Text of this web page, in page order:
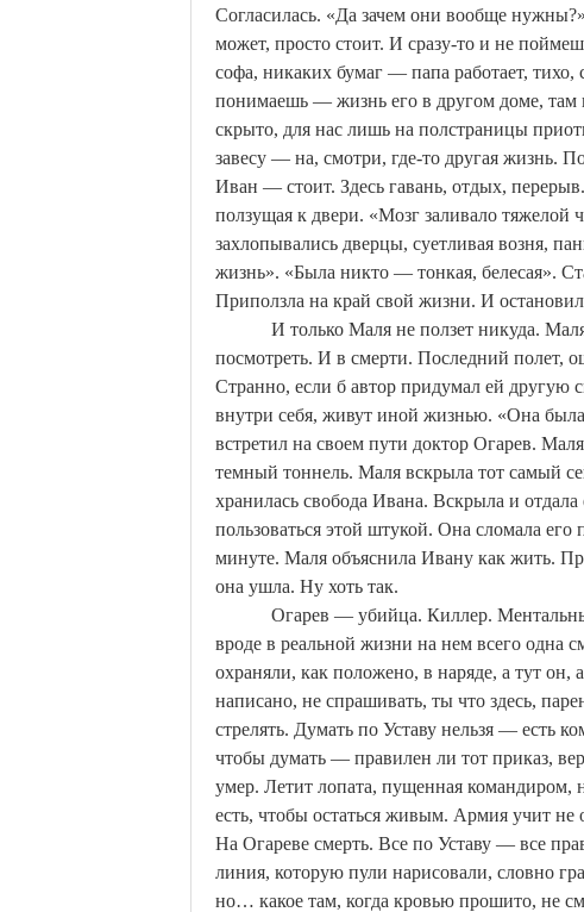
Согласилась. «Да зачем они вообще
может, просто стоит. И сразу-то и не
софа, никаких бумаг — папа работает,
понимаешь — жизнь его в другом доме, там
скрыто, для нас лишь на полстраницы
завесу — на, смотри, где-то другая жизнь.
Иван — стоит. Здесь гавань, отдых,
ползущая к двери. «Мозг заливало тяжелой
захлопывались дверцы, суетливая возня,
жизнь». «Была никто — тонкая, белесая».
Приползла на край свой жизни. И
И толькоМаля не ползет никуда.
посмотреть. И в смерти. Последний полет,
Странно, если б автор придумал ей другую
внутри себя, живут иной жизнью. «Она
встретил на своем пути доктор Огарев. Маля
темный тоннель. Маля вскрыла тот самый
хранилась свобода Ивана. Вскрыла и
пользоваться этой штукой. Она сломала
минуте. Маля объяснила Ивану как жить.
она ушла. Ну хоть так.
Огарев — убийца. Киллер.
вроде в реальной жизни на нем всего одна
охраняли, как положено, в наряде, а тут он,
написано, не спрашивать, ты что здесь,
стрелять. Думать по Уставу нельзя — есть
чтобы думать — правилен ли тот приказ,
умер. Летит лопата, пущенная командиром,
есть, чтобы остаться живым. Армия учит
На Огареве смерть. Все по Уставу — все
линия, которую пули нарисовали, словно
но… какое там, когда кровью прошито, не